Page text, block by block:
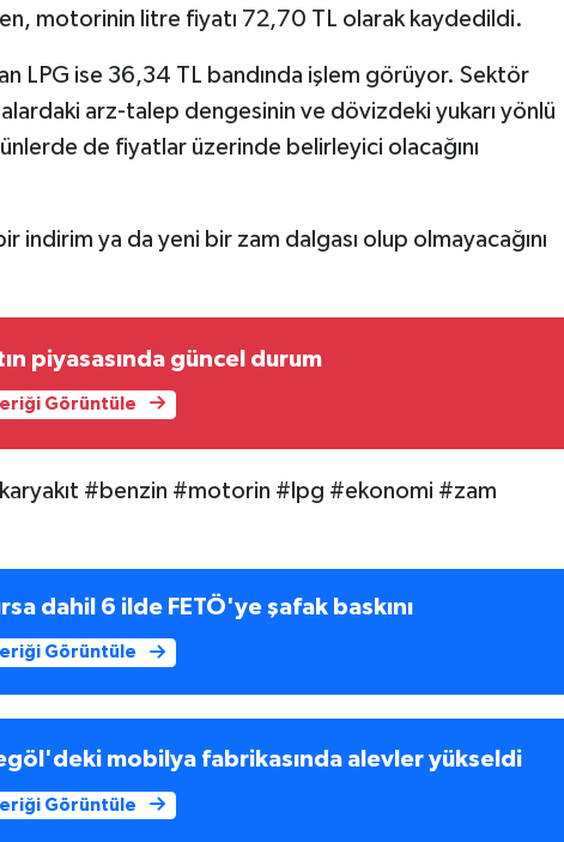
motorinin litre fiyatı 72,70 TL olarak kaydedildi.
LPG ise 36,34 TL bandında işlem görüyor. Sektör
arz-talep dengesinin ve dövizdeki yukarı yönlü
de fiyatlar üzerinde belirleyici olacağını
indirim ya da yeni bir zam dalgası olup olmayacağını
piyasasında güncel durum
Görüntüle
#benzin #motorin #lpg #ekonomi #zam
dahil 6 ilde FETÖ'ye şafak baskını
Görüntüle
mobilya fabrikasında alevler yükseldi
Görüntüle